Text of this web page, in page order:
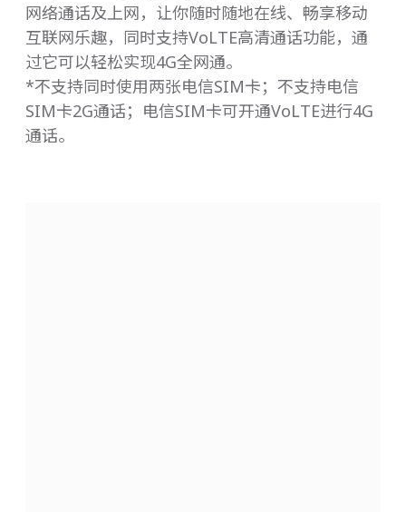
网络通话及上网，让你随时随地在线、畅享移动
互联网乐趣，同时支持VoLTE高清通话功能，通
过它可以轻松实现4G全网通。
*不支持同时使用两张电信SIM卡；不支持电信
SIM卡2G通话；电信SIM卡可开通VoLTE进行4G
通话。